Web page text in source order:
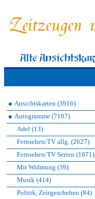
Ansichtskarten (3916)
Autogramme (7107)
Adel (13)
Fernsehen/TV allg. (2627)
Fernsehen/TV Serien (1671)
Mit Widmung (39)
Musik (414)
Politik, Zeitgeschehen (84)